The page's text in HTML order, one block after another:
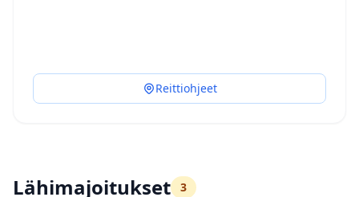
Reittiohjeet
Lähimajoitukset 3